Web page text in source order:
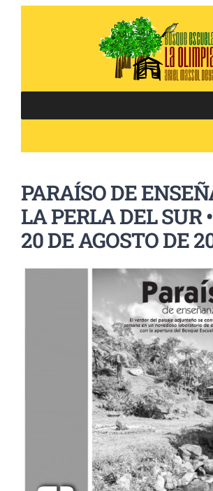
PARAÍSO DE
LA PERLA DEL SUR
20 DE AGOSTO DE